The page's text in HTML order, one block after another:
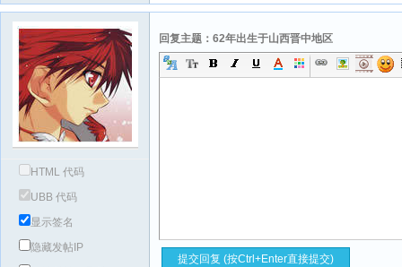
HTML 代码
UBB 代码
显示签名
隐藏发帖IP
回复主题：62年出生于山西晋中地区